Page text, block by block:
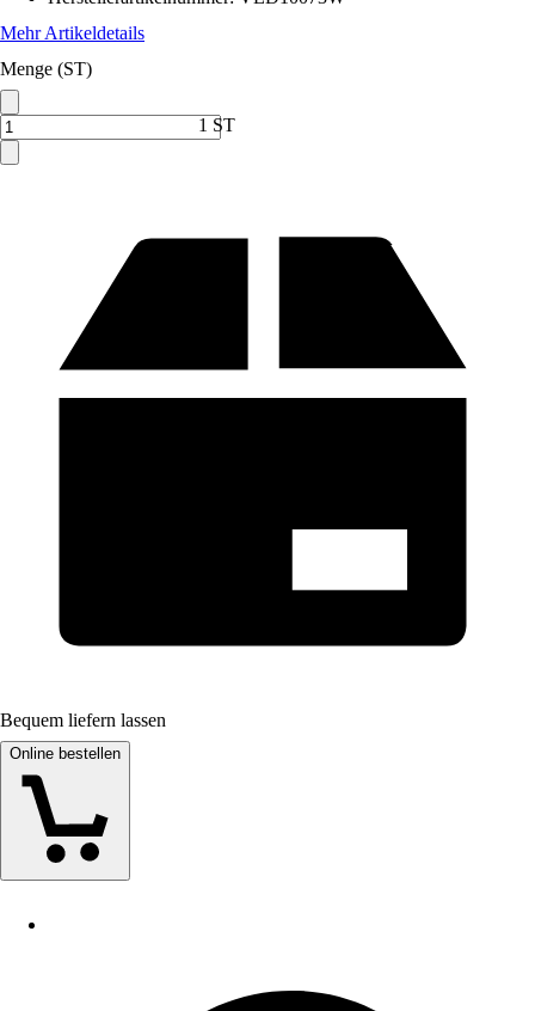
Mehr Artikeldetails
Menge (ST)
1 ST
Bequem liefern lassen
Online bestellen